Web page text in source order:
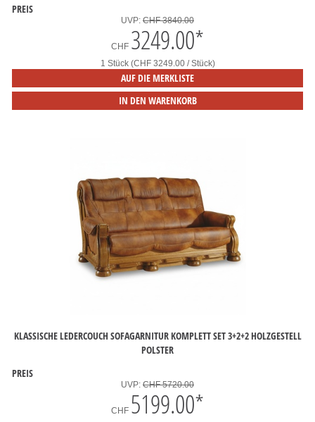
PREIS
UVP: CHF 3840.00
CHF 3249.00*
1 Stück (CHF 3249.00 / Stück)
AUF DIE MERKLISTE
IN DEN WARENKORB
KLASSISCHE LEDERCOUCH SOFAGARNITUR KOMPLETT SET 3+2+2 HOLZGESTELL
POLSTER
PREIS
UVP: CHF 5720.00
CHF 5199.00*